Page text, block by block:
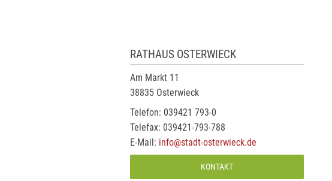
RATHAUS OSTERWIECK
Am Markt 11
38835 Osterwieck
Telefon: 039421 793-0
Telefax: 039421-793-788
E-Mail: info@stadt-osterwieck.de
KONTAKT